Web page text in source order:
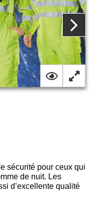
sécurité pour ceux qui
de nuit. Les
d’excellente qualité